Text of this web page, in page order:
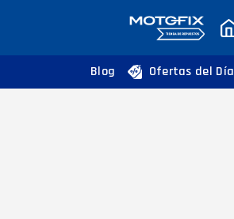
Blog Ofertas del Día